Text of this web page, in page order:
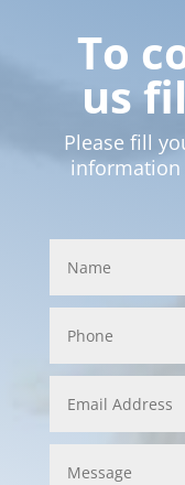
To
us
Please fill
information